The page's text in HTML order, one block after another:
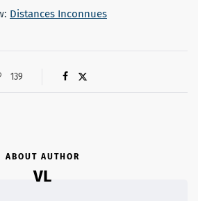
Distances Inconnues
139
ABOUT AUTHOR
VL